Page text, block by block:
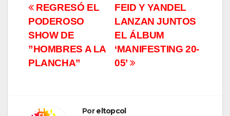
Navegación
de
entradas
FEID Y YANDEL
LANZAN JUNTOS
EL ÁLBUM
‘MANIFESTING 20-
05’
REGRESÓ EL
PODEROSO
SHOW DE
”HOMBRES A LA
PLANCHA”
Poreltopcol